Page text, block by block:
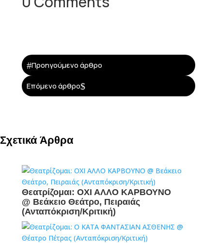
#Προηγούμενο άρθρο
Επόμενο άρθρο$
Σχετικά Άρθρα
Θεατρίζομαι: ΟΧΙ ΑΛΛΟ ΚΑΡΒΟΥΝΟ
@ Βεάκειο Θεάτρο, Πειραιάς
(Ανταπόκριση/Κριτική)